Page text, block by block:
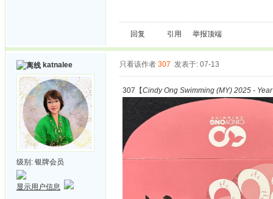
回复 引用 举报顶端
katnalee
级别: 银牌会员
显示用户信息
只看该作者 307 发表于: 07-13
307【Cindy Ong Swimming (MY) 2025 -